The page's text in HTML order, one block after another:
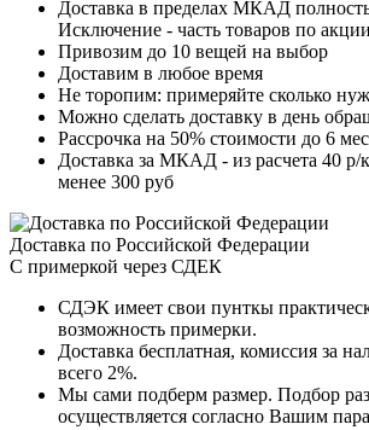
Доставка в пределах МКАД
Исключение - часть товаров по акции
Привозим до 10 вещей на выбор
Доставим в любое время
Не торопим: примеряйте сколько
Можно сделать доставку в день
Рассрочка на 50% стоимости до 6
Доставка за МКАД - из расчета 40
менее 300 руб
Доставка по Российской Федерации
С примеркой через СДЕК
СДЭК имеет свои пунткы
возможность примерки.
Доставка бесплатная, комиссия за
всего 2%.
Мы сами подберм размер. Подбор
осуществляется согласно Вашим